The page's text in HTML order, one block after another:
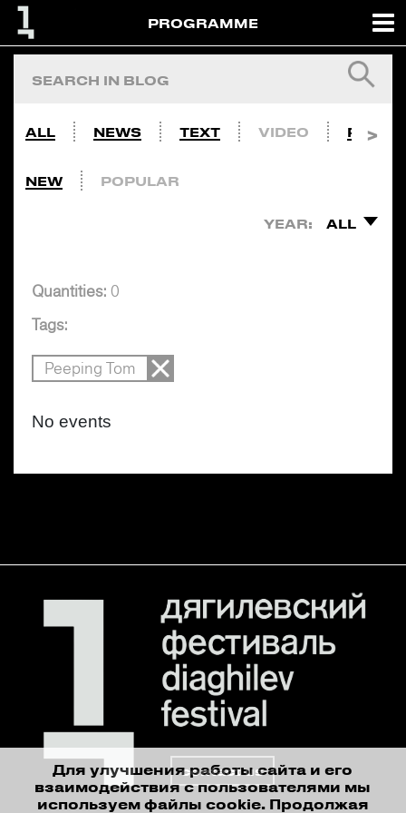
PROGRAMME
ALL NEWS TEXT VIDEO PHOTO
NEW POPULAR
YEAR: ALL
Quantities: 0
Tags:
Peeping Tom
No events
contact us
Для улучшения работы сайта и его
взаимодействия с пользователями мы
используем файлы cookie. Продолжая